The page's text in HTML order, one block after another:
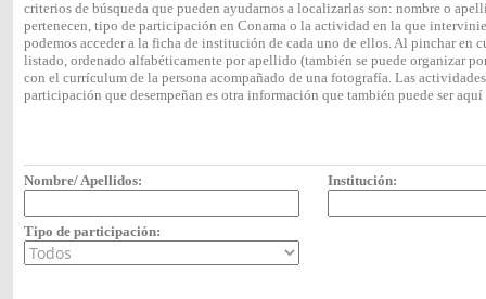
criterios de búsqueda que pueden ayudarnos a localizarlas son: nombre o
pertenecen, tipo de participación en Conama o la actividad en la que
podemos acceder a la ficha de institución de cada uno de ellos. Al pinchar en
listado, ordenado alfabéticamente por apellido (también se puede organizar
con el currículum de la persona acompañado de una fotografía. Las
participación que desempeñan es otra información que también puede ser
Nombre/ Apellidos: Institución:
Tipo de participación: